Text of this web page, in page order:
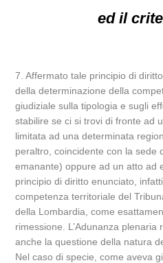
ed il
7. Affermato tale principio di
della determinazione della
giudiziale sulla tipologia e sugli
stabilire se ci si trovi di fronte ad
limitata ad una determinata
peraltro, coincidente con la sede
emanante) oppure ad un atto ad
principio di diritto enunciato,
competenza territoriale del
della Lombardia, come
rimessione. L’Adunanza
anche la questione della natura
Nel caso di specie, come aveva